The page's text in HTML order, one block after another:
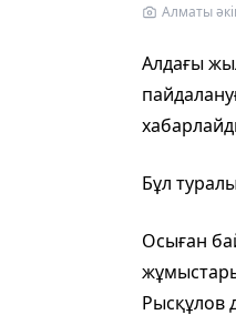
Алматы
Алдағы
Бұл
Осыған
Рысқұлов